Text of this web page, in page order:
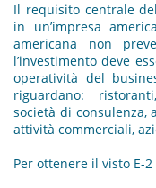
Il requisito centrale
in un’impresa
americana non
l’investimento deve
operatività del
riguardano:
società di
attività commerciali,
Per ottenere il visto E-